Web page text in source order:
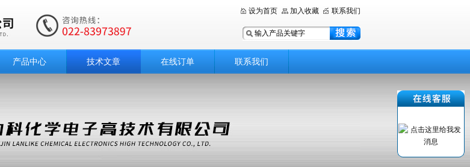
设为首页 加入收藏 联系我们
产品中心 技术文章 在线订单 联系我们